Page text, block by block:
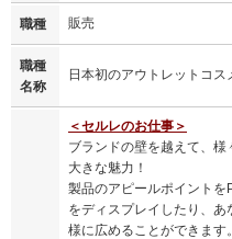
職種 販売
職種
名称
日本初のアウトレットコス
＜セルレのお仕事＞
ブランドの壁を越えて、
大きな魅力！
製品のアピールポイントを
をディスプレイしたり、
様に広めることができます。